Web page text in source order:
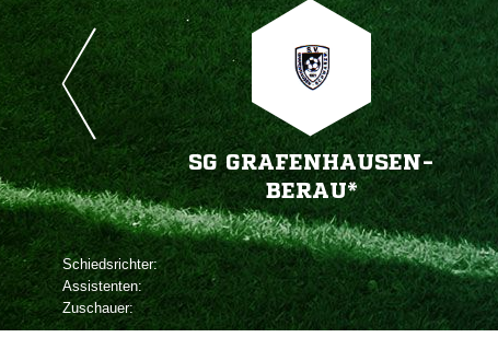
SG GRAFENHAUSEN-
BERAU*
Schiedsrichter:
Assistenten:
Zuschauer: